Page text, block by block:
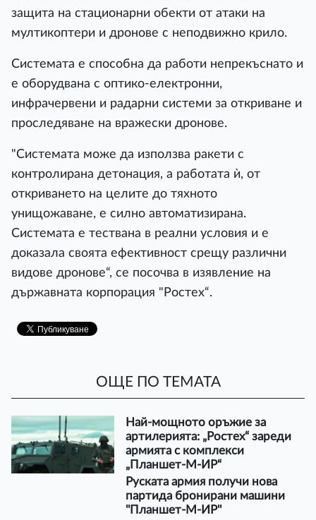
защита на стационарни обекти от атаки на
мултикоптери и дронове с неподвижно крило.
Системата е способна да работи непрекъснато и
е оборудвана с оптико-електронни,
инфрачервени и радарни системи за откриване и
проследяване на вражески дронове.
"Системата може да използва ракети с
контролирана детонация, а работата ѝ, от
откриването на целите до тяхното
унищожаване, е силно автоматизирана.
Системата е тествана в реални условия и е
доказала своята ефективност срещу различни
видове дронове“, се посочва в изявление на
държавната корпорация "Ростех“.
ОЩЕ ПО ТЕМАТА
Най-мощното оръжие за
артилерията: „Ростех“ зареди
армията с комплекси
„Планшет-М-ИР“
Руската армия получи нова
партида бронирани машини
''Планшет-М-ИР''